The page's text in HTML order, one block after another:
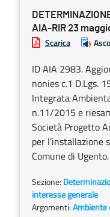
AIA-RIR 23
Scarica
ID AIA 2983.
nonies c.1 D.Lgs.
Integrata
n.11/2015 e
Società Progetto
per l’installazione
Comune di Ugento.
Sezione:
interesse generale
Argomenti:Ambiente